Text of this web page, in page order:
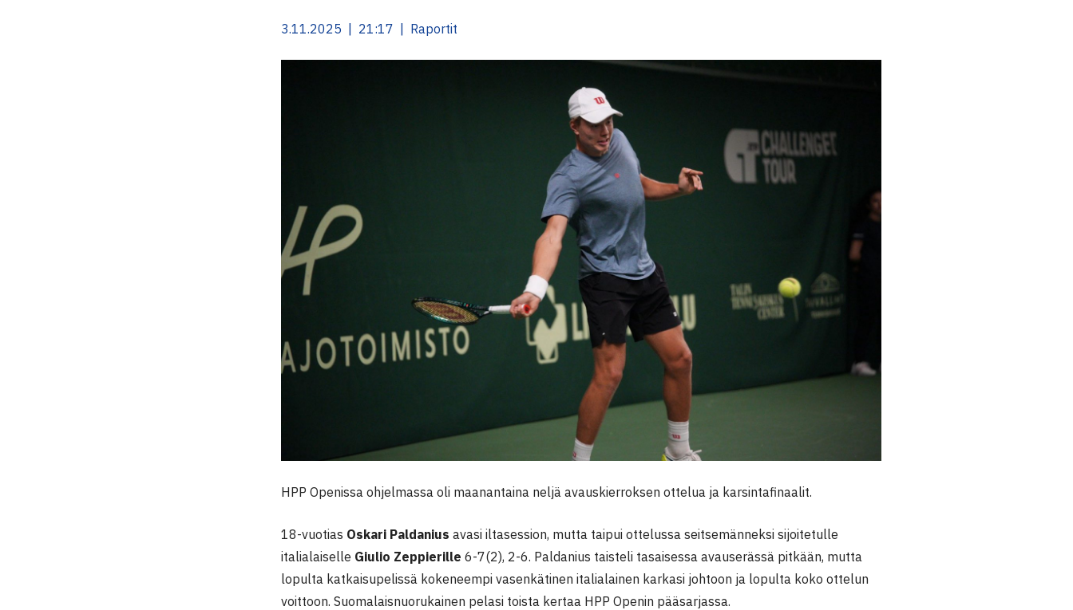
3.11.2025 | 21:17 | Raportit
HPP Openissa ohjelmassa oli maanantaina neljä avauskierroksen ottelua ja karsintafinaalit.
18-vuotias Oskari Paldanius avasi iltasession, mutta taipui ottelussa seitsemänneksi sijoitetulle
italialaiselle Giulio Zeppierille 6-7(2), 2-6. Paldanius taisteli tasaisessa avauserässä pitkään, mutta
lopulta katkaisupelissä kokeneempi vasenkätinen italialainen karkasi johtoon ja lopulta koko ottelun
voittoon. Suomalaisnuorukainen pelasi toista kertaa HPP Openin pääsarjassa.